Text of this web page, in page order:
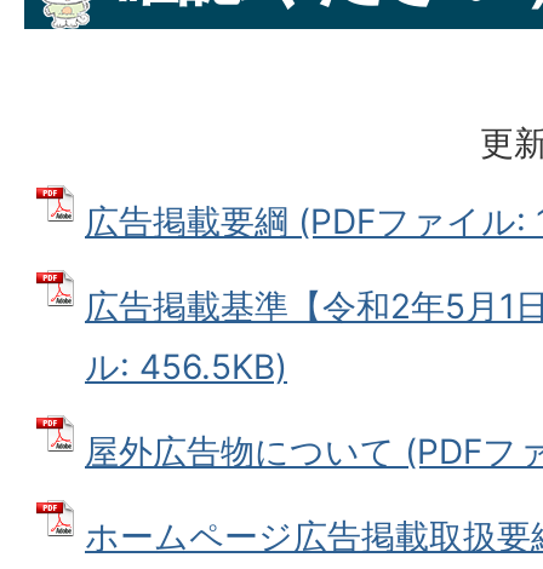
更
広告掲載要綱 (PDFファイル:
広告掲載基準【令和2年5月1
ル: 456.5KB)
屋外広告物について (PDFフ
ホームページ広告掲載取扱